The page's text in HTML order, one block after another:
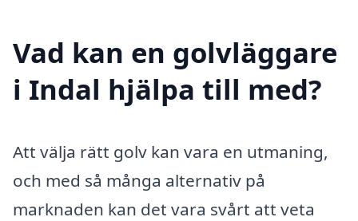
Vad kan en golvläggare
i Indal hjälpa till med?
Att välja rätt golv kan vara en utmaning,
och med så många alternativ på
marknaden kan det vara svårt att veta